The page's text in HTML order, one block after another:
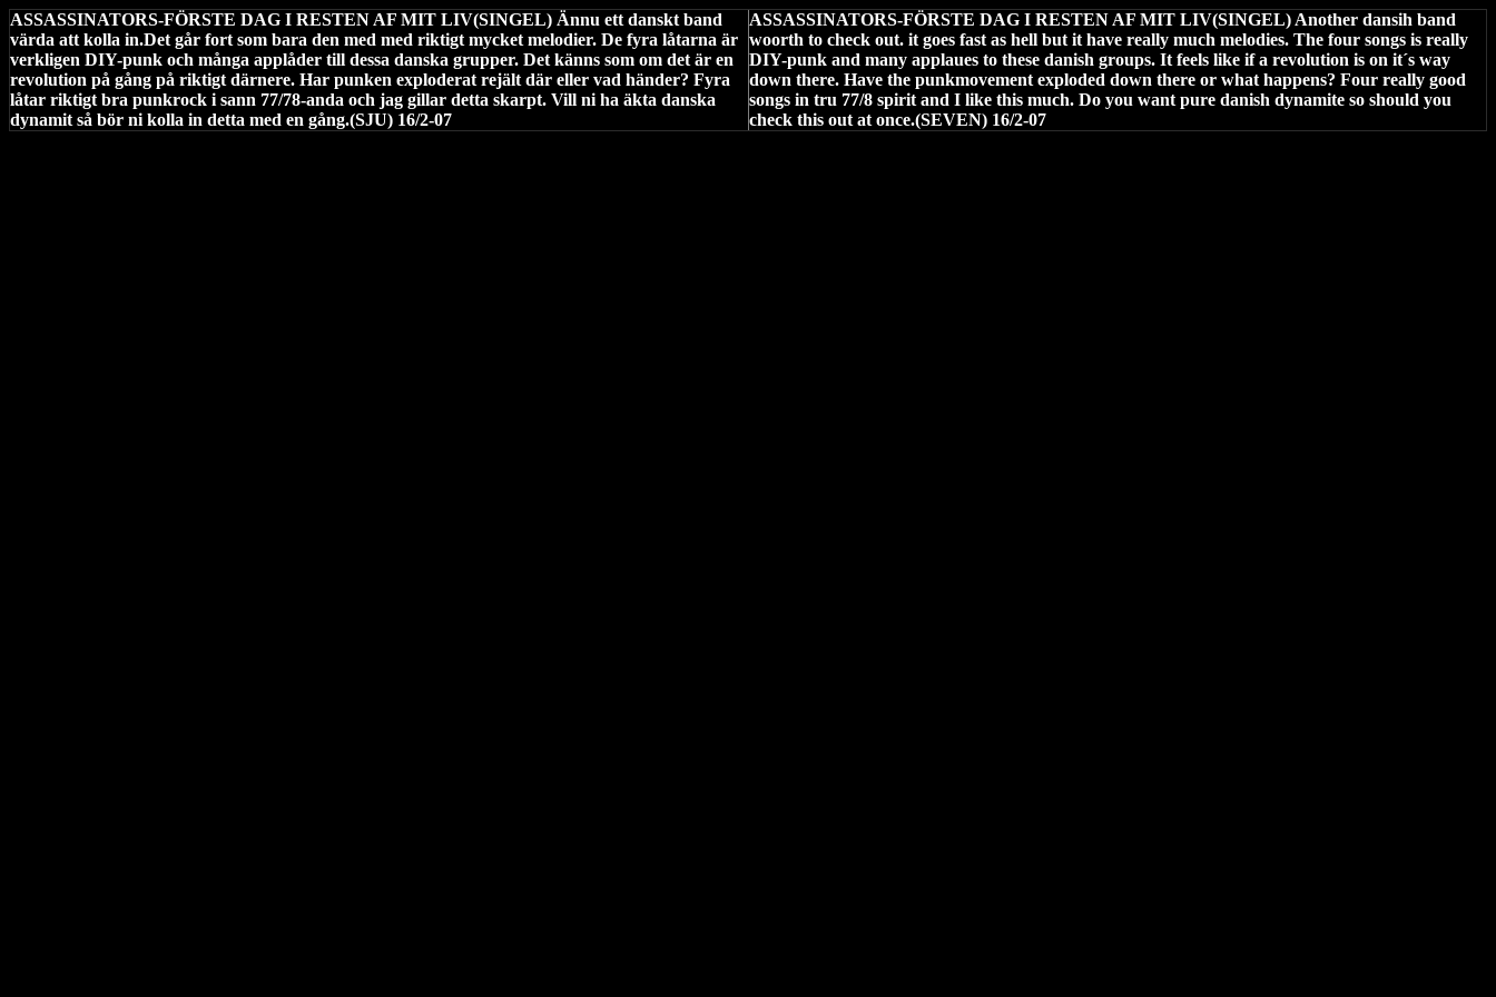
ASSASSINATORS-FÖRSTE DAG I RESTEN AF MIT LIV(SINGEL) Ännu ett danskt band
värda att kolla in.Det går fort som bara den med med riktigt mycket melodier. De fyra låtarna är
verkligen DIY-punk och många applåder till dessa danska grupper. Det känns som om det är en
revolution på gång på riktigt därnere. Har punken exploderat rejält där eller vad händer? Fyra
låtar riktigt bra punkrock i sann 77/78-anda och jag gillar detta skarpt. Vill ni ha äkta danska
dynamit så bör ni kolla in detta med en gång.(SJU) 16/2-07
ASSASSINATORS-FÖRSTE DAG I RESTEN AF MIT LIV(SINGEL) Another dansih band
woorth to check out. it goes fast as hell but it have really much melodies. The four songs is really
DIY-punk and many applaues to these danish groups. It feels like if a revolution is on it´s way
down there. Have the punkmovement exploded down there or what happens? Four really good
songs in tru 77/8 spirit and I like this much. Do you want pure danish dynamite so should you
check this out at once.(SEVEN) 16/2-07